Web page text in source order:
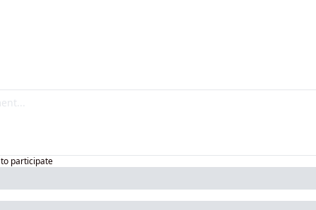
to participate